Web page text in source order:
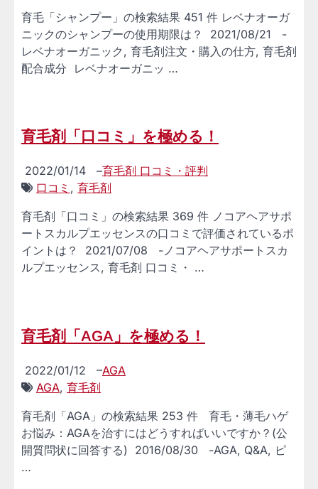
育毛「シャンプー」の検索結果 451 件 レベナオーガ
ニックのシャンプーの使用期限は？ 2021/08/21 -
レベナオーガニック, 育毛剤注文・購入の仕方, 育毛剤
配合成分 レベナオーガニッ …
育毛剤「口コミ」を極める！
2022/01/14 –育毛剤 口コミ・評判
口コミ , 育毛剤
育毛剤「口コミ」の検索結果 369 件 ノコアヘアサポ
ートスカルプエッセンスの口コミで評価されているポ
イントは？ 2021/07/08 -ノコアヘアサポートスカ
ルプエッセンス, 育毛剤 口コミ・ …
育毛剤「AGA」を極める！
2022/01/12 –AGA
AGA, 育毛剤
育毛剤「AGA」の検索結果 253 件 育毛・薄毛ハゲ
お悩み：AGAを治すにはどうすればいいですか？(公
開質問状に回答する) 2016/08/30 -AGA, Q&A, ピ
…